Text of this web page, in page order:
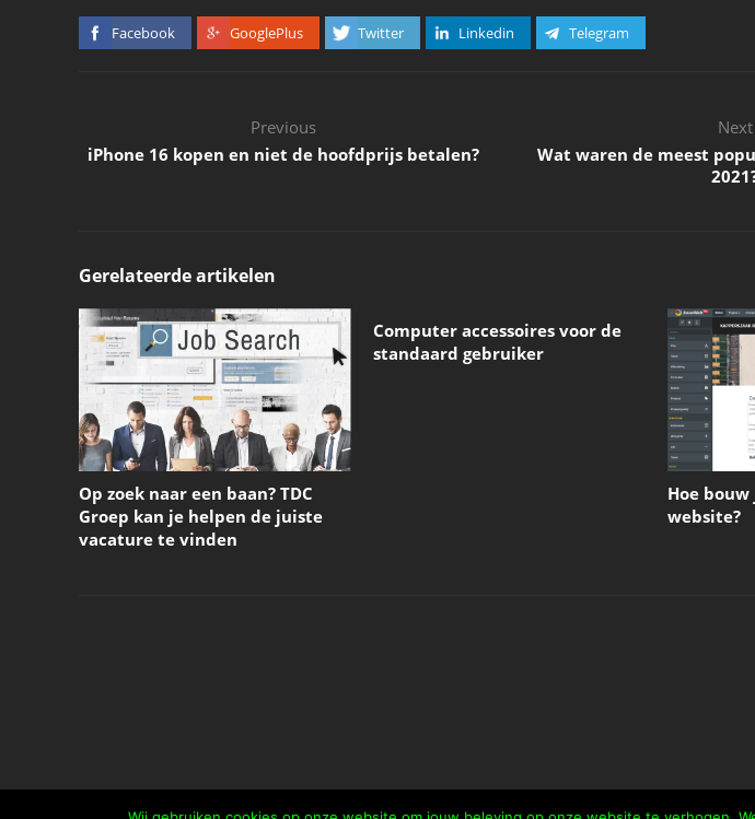
Facebook GooglePlus Twitter Linkedin Telegram
Previous
iPhone 16 kopen en niet de hoofdprijs betalen?
Next
Wat waren de meest
Gerelateerde artikelen
Op zoek naar een baan? TDC
Groep kan je helpen de juiste
vacature te vinden
Computer accessoires voor de
standaard gebruiker
Hoe
website?